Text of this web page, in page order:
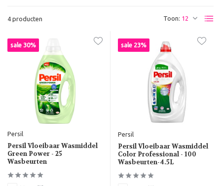
4 producten Toon:
sale 30%
Persil
Persil Vloeibaar Wasmiddel
Green Power - 25
Wasbeurten
sale 23%
Persil
Persil Vloeibaar Wasmiddel
Color Professional - 100
Wasbeurten-4.5L